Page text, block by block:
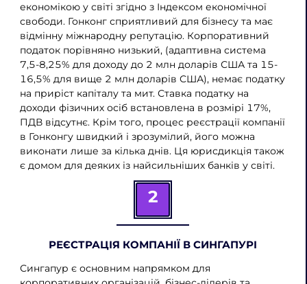
економікою у світі згідно з Індексом економічної
свободи. Гонконг сприятливий для бізнесу та має
відмінну міжнародну репутацію. Корпоративний
податок порівняно низький, (адаптивна система
7,5-8,25% для доходу до 2 млн доларів США та 15-
16,5% для вище 2 млн доларів США), немає податку
на приріст капіталу та мит. Ставка податку на
доходи фізичних осіб встановлена в розмірі 17%,
ПДВ відсутнє. Крім того, процес реєстрації компанії
в Гонконгу швидкий і зрозумілий, його можна
виконати лише за кілька днів. Ця юрисдикція також
є домом для деяких із найсильніших банків у світі.
2
РЕЄСТРАЦІЯ КОМПАНІЇ В СИНГАПУРІ
Сингапур є основним напрямком для